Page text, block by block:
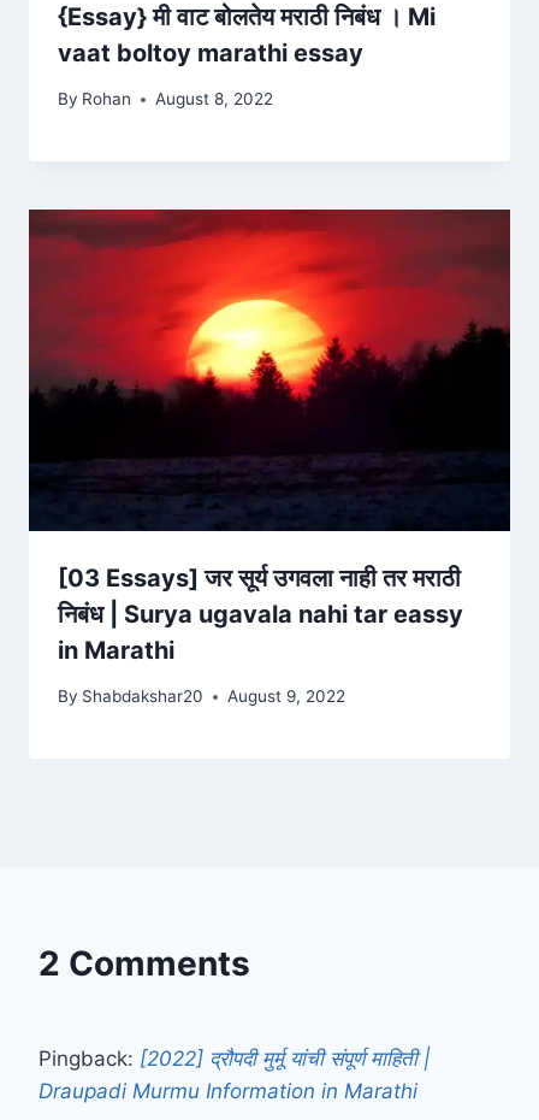
{Essay} मी वाट बोलतेय मराठी निबंध । Mi
vaat boltoy marathi essay
By Rohan August 8, 2022
[03 Essays] जर सूर्य उगवला नाही तर मराठी
निबंध | Surya ugavala nahi tar eassy
in Marathi
By Shabdakshar20 August 9, 2022
2 Comments
Pingback: [2022] द्रौपदी मुर्मू यांची संपूर्ण माहिती |
Draupadi Murmu Information in Marathi